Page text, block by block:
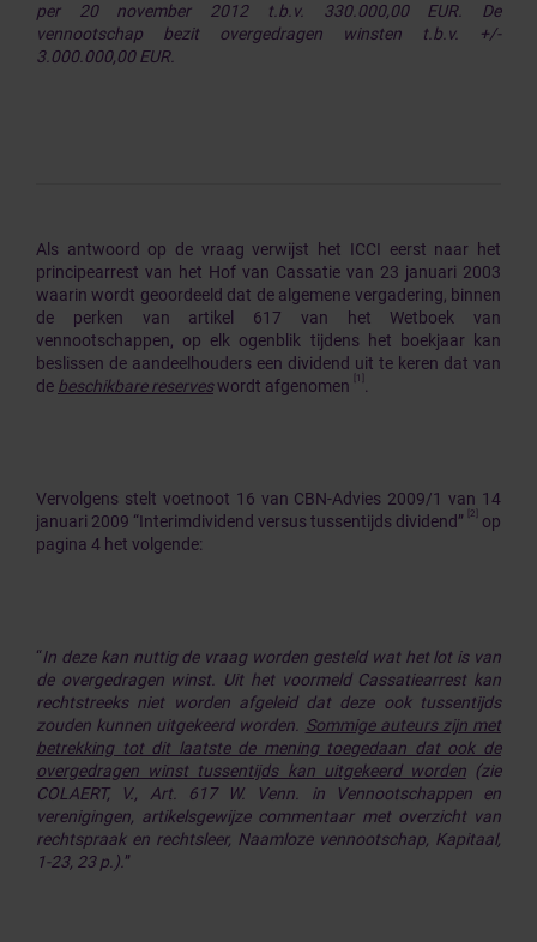
per 20 november 2012 t.b.v. 330.000,00 EUR. De
vennootschap bezit overgedragen winsten t.b.v. +/-
3.000.000,00 EUR.
Als antwoord op de vraag verwijst het ICCI eerst naar het
principearrest van het Hof van Cassatie van 23 januari 2003
waarin wordt geoordeeld dat de algemene vergadering, binnen
de perken van artikel 617 van het Wetboek van
vennootschappen, op elk ogenblik tijdens het boekjaar kan
beslissen de aandeelhouders een dividend uit te keren dat van
de beschikbare reserveswordt afgenomen
Vervolgens stelt voetnoot 16 van CBN-Advies 2009/1 van 14
januari 2009 “Interimdividend versus tussentijds dividend”
[2]
op
pagina 4 het volgende:
“In deze kan nuttig de vraag worden gesteld wat het lot is van
de overgedragen winst. Uit het voormeld Cassatiearrest kan
rechtstreeks niet worden afgeleid dat deze ook tussentijds
zouden kunnen uitgekeerd worden. Sommige auteurs zijn met
betrekking tot dit laatste de mening toegedaan dat ook de
overgedragen winst tussentijds kan uitgekeerd worden(zie
COLAERT, V., Art. 617 W. Venn. in Vennootschappen en
verenigingen, artikelsgewijze commentaar met overzicht van
rechtspraak en rechtsleer, Naamloze vennootschap, Kapitaal,
1-23, 23 p.). ”